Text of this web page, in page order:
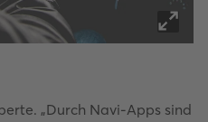
„Durch Navi-Apps sind